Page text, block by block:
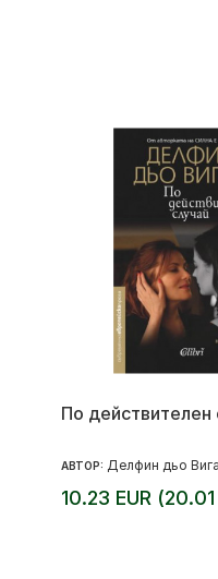
По действителен
АВТОР: Делфин дьо
10.23 EUR